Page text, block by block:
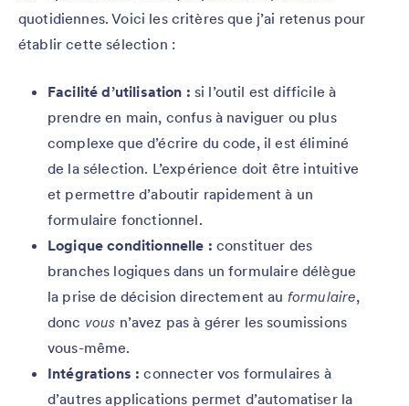
quotidiennes. Voici les critères que j’ai retenus pour
établir cette sélection :
Facilité d’utilisation : si l’outil est difficile à
prendre en main, confus à naviguer ou plus
complexe que d’écrire du code, il est éliminé
de la sélection. L’expérience doit être intuitive
et permettre d’aboutir rapidement à un
formulaire fonctionnel.
Logique conditionnelle : constituer des
branches logiques dans un formulaire délègue
la prise de décision directement au formulaire,
donc vous n’avez pas à gérer les soumissions
vous-même.
Intégrations : connecter vos formulaires à
d’autres applications permet d’automatiser la